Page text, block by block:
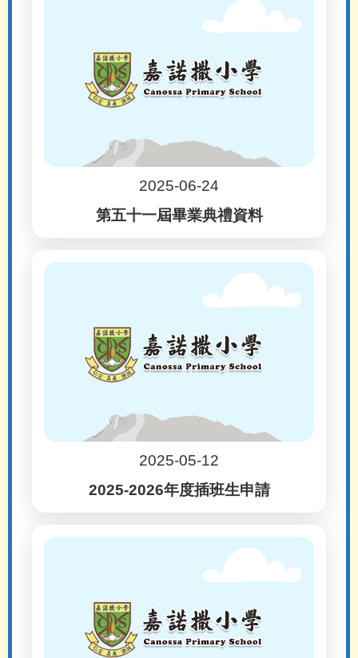
2025-06-24
第五十一屆畢業典禮資料
2025-05-12
2025-2026年度插班生申請